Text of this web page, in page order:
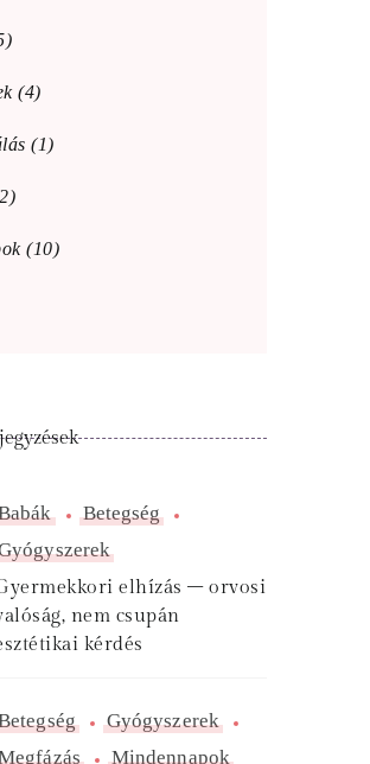
(4)
(1)
(10)
Betegség
elhízás – orvosi
nem csupán
kérdés
Gyógyszerek
Mindennapok